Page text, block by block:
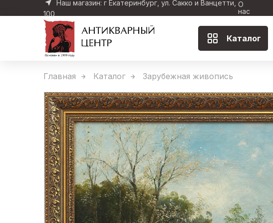
Наш магазин: г Екатеринбург, ул. Сакко и Ванцетти,
100
О
нас
Каталог
Главная Каталог Зарубежная живопись